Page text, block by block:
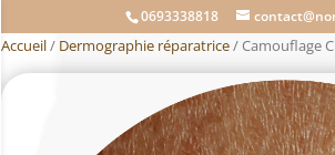
0693338818
Accueil/ Dermographie réparatrice/ Camouflage